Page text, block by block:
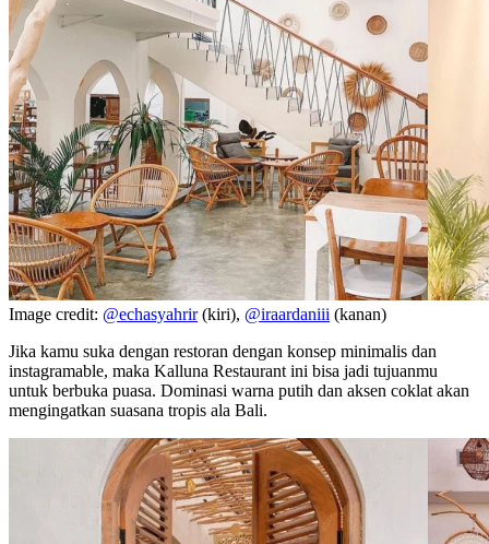
Image credit: @echasyahrir(kiri), @iraardaniii (kanan)
Jika kamu suka dengan restoran dengan konsep minimalis dan
instagramable, maka Kalluna Restaurant ini bisa jadi tujuanmu
untuk berbuka puasa. Dominasi warna putih dan aksen coklat akan
mengingatkan suasana tropis ala Bali.